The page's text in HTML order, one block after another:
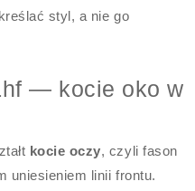
styl, a nie go
— kocie oko w
kocie oczy, czyli fason
uniesieniem linii frontu.